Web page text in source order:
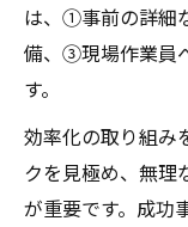
は、①事前の詳細
備、③現場作業員
す。
効率化の取り組み
クを見極め、無理
が重要です。成功